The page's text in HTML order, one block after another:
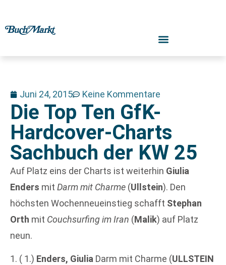
Juni 24, 2015 Keine Kommentare
Die Top Ten GfK-
Hardcover-Charts
Sachbuch der KW 25
Auf Platz eins der Charts ist weiterhin Giulia
Enders mit Darm mit Charme (Ullstein). Den
höchsten Wochenneueinstieg schafft Stephan
Orth mit Couchsurfing im Iran (Malik) auf Platz
neun.
1. ( 1.) Enders, Giulia Darm mit Charme (ULLSTEIN